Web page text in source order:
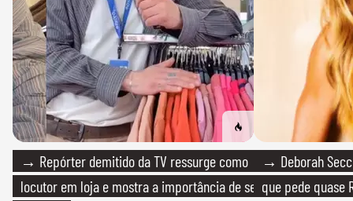
→ Repórter demitido da TV ressurge como
locutor em loja e mostra a importância de ser
→ Deborah
que pede quase